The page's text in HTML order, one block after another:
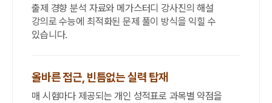
출제 경향 분석 자료와 메가스터디 강사진의 해설
강의로 수능에 최적화된 문제 풀이 방식을 익힐 수
있습니다.
올바른 접근, 빈틈없는 실력 탑재
매 시험마다 제공되는 개인 성적표로 과목별 약점을